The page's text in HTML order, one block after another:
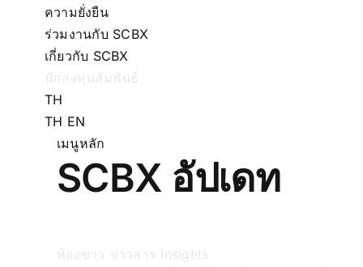
ความยั่งยืน
ร่วมงานกับ SCBX
เกี่ยวกับ SCBX
นักลงทุนสัมพันธ์
TH
TH EN
เมนูหลัก
SCBX อัปเดท
ห้องข่าว ข่าวสาร
Insights